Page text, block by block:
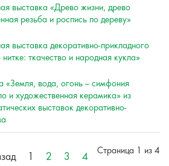
выставка «Древо жизни, древо
резьба и роспись по дереву»
выставка декоративно-прикладного
ткачество и народная кукла»
«Земля, вода, огонь – симфония
и художественная керамика» из
выставок декоративно-
Страница 1 из 4
2 3
4